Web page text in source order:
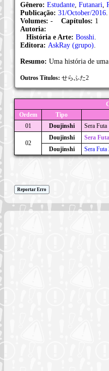
Gênero: Estudante Futanari
Publicação: 31/October/2016
Volumes: - Capítulos: 1
Autoria:
História e Arte: Bosshi
Editora: AskRay (grupo)
Resumo: Uma história de
Outros Títulos: せらふた2
Ordem
Tipo
01
Doujinshi Sera Futa
02
Doujinshi Sera
Doujinshi
Sera Futa
Reportar Erro